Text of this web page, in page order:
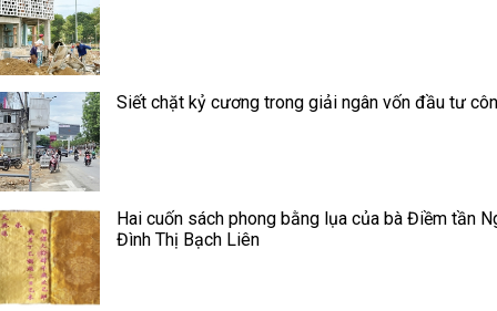
Siết chặt kỷ cương trong giải ngân vốn đầu tư
Hai cuốn sách phong bằng lụa của bà Điềm tần
Đình Thị Bạch Liên